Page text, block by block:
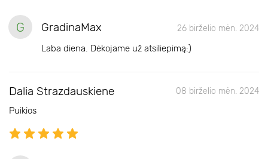
G GradinaMax 26 birželio mėn. 2024
Laba diena. Dėkojame už atsiliepimą:)
Dalia Strazdauskiene 08 birželio mėn. 2024
Puikios